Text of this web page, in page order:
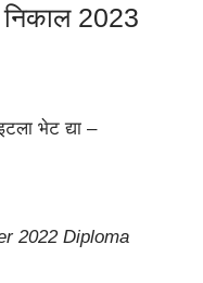
निकाल 2023
भेट द्या –
2022 Diploma